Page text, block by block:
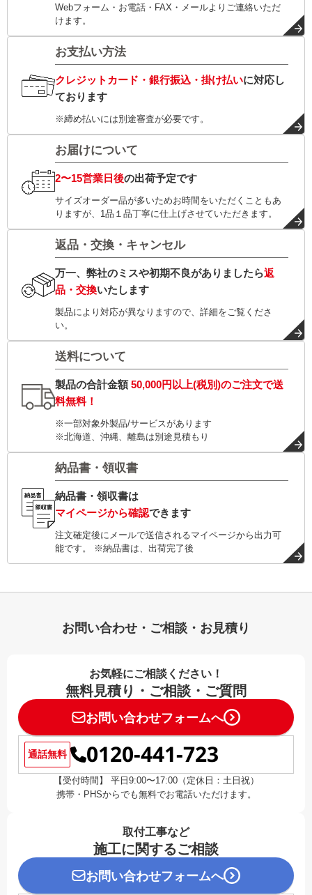
Webフォーム・お電話・FAX・メールよりご連絡いただ
けます。
お支払い方法
クレジットカード・銀行振込・掛け払いに対応し
ております
※締め払いには別途審査が必要です。
お届けについて
2〜15営業日後の出荷予定です
サイズオーダー品が多いためお時間をいただくこともあ
りますが、1品１品丁寧に仕上げさせていただきます。
返品・交換・キャンセル
万一、弊社のミスや初期不良がありましたら返
品・交換いたします
製品により対応が異なりますので、詳細をご覧くださ
い。
送料について
製品の合計金額50,000円以上(税別)のご注文で送
料無料！
※一部対象外製品/サービスがあります
※北海道、沖縄、離島は別途見積もり
納品書・領収書
納品書・領収書は
マイページから確認できます
注文確定後にメールで送信されるマイページから出力可
能です。 ※納品書は、出荷完了後
お問い合わせ・ご相談・お見積り
お気軽にご相談ください！
無料見積り・ご相談・ご質問
お問い合わせフォームへ
通話無料 0120-441-723
【受付時間】 平日9:00〜17:00（定休日：土日祝）
携帯・PHSからでも無料でお電話いただけます。
取付工事など
施工に関するご相談
お問い合わせフォームへ